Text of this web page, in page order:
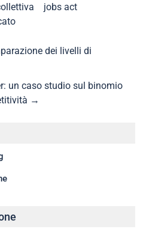
jobs act
dei livelli di
un caso studio sul binomio
→